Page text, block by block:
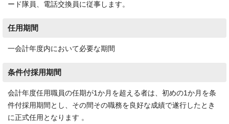
ード隊員、電話交換員に従事します。
任用期間
一会計年度内において必要な期間
条件付採用期間
会計年度任用職員の任期が1か月を超える者は、初めの1か月を条
件付採用期間とし、その間その職務を良好な成績で遂行したとき
に正式任用となります 。